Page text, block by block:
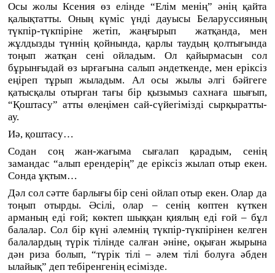
Осы жолы Ксения өз елінде “Елім менің” әнің қайта
қалықтатты. Оның күміс үнді дауысы Беларуссияның
түкпір-түкпіріне жетіп, жаңғырып
жатқанда, мен
жұлдызды түннің қойнында, қарлы таудың қолтығында
тоңып жатқан сені ойладым. Ол қайырмасын сол
бұрынғыдай өз ырғағына салып әндеткенде, мен еріксіз
еңіреп тұрып жыладым. Ал осы жылы әлгі бәйгеге
қатысқалы отырған тағы бір қызымыз сахнаға шығып,
“Қоштасу” атты өлеңімен сай-сүйегімізді сырқыратты-
ау.
Иә, қоштасу…
Содан соң жан-жағыма сығалап қарадым, сенің
замандас “алып ерендерің” де еріксіз жылап отыр екен.
Сонда ұқтым…
Дәл сол сәтте барлығы бір сені ойлап отыр екен. Олар да
тоңып отырды. Әсілі, олар – сенің көптен күткен
арманың еді ғой; көктеп шыққан қиялың еді ғой – бұл
балалар. Сол бір күні әлемнің түкпір-түкпірінен келген
балалардың түрік тілінде салған әніне, оқыған жырына
дән риза болып, “түрік тілі – әлем тілі болуға әбден
ылайық” деп тебіренгенің есімізде.